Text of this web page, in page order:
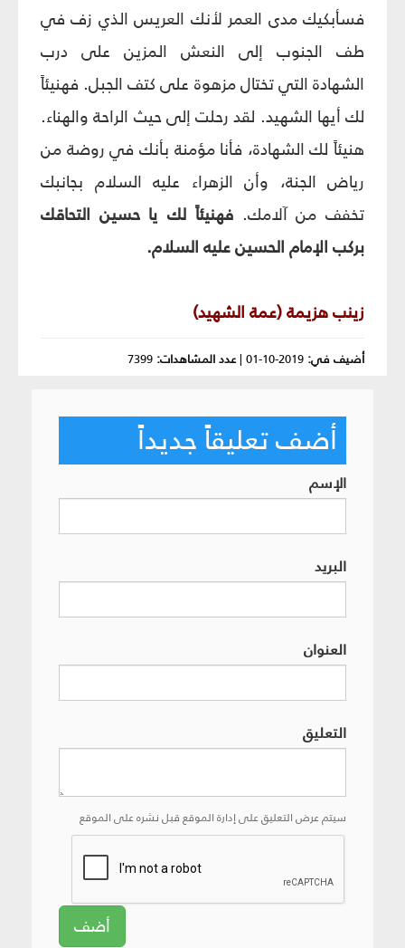
فسأبكيك مدى العمر لأنك العريس الذي زف في
طف الجنوب إلى النعش المزين على درب
الشهادة التي تختال مزهوة على كتف الجبل. فهنيئاً
لك أيها الشهيد. لقد رحلت إلى حيث الراحة والهناء.
هنيئاً لك الشهادة، فأنا مؤمنة بأنك في روضة من
رياض الجنة، وأن الزهراء عليه السلام بجانبك
تخفف من آلامك.فهنيئاً لك يا حسين التحاقك
بركب الإمام الحسين عليه السلام.
زينب هزيمة (عمة الشهيد)
أضيف في: 2019-10-01
|عدد المشاهدات: 7399
أضف تعليقاً جديداً
الإسم
البريد
العنوان
التعليق
سيتم عرض التعليق على إدارة الموقع قبل نشره على الموقع
أضف